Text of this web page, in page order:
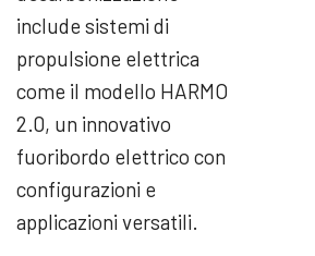
include sistemi di
propulsione elettrica
come il modello HARMO
2.0, un innovativo
fuoribordo elettrico con
configurazioni e
applicazioni versatili.